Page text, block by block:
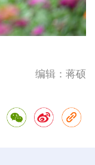
编辑：蒋硕